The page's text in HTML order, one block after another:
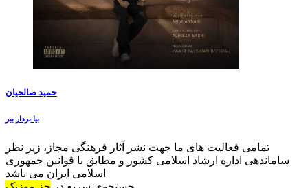
حمید صالحیان
بیا بردار ببر
تمامی فعالیت های ما جهت نشر آثار فرهنگی مجاز، زیر نظر
ساماندهی اداره ارشاد اسلامی کشور و مطابق با قوانین جمهوری
اسلامی ایران می باشد